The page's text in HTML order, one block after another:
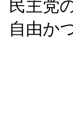
民主党
自由か